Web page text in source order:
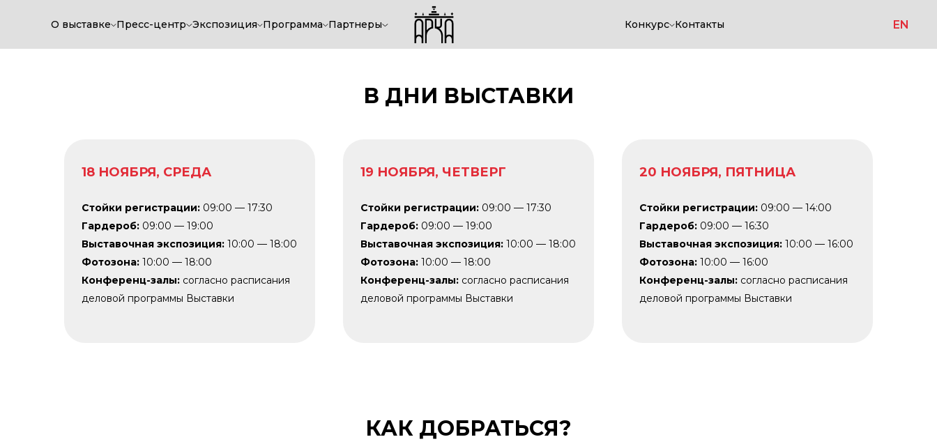
О выставке Пресс-центр Экспозиция Программа Партнеры Конкурс Контакты EN
В ДНИ ВЫСТАВКИ
18 НОЯБРЯ, СРЕДА
Стойки регистрации: 09:00 — 17:30
Гардероб: 09:00 — 19:00
Выставочная экспозиция: 10:00 — 18:00
Фотозона: 10:00 — 18:00
Конференц-залы: согласно расписания
деловой программы Выставки
19 НОЯБРЯ, ЧЕТВЕРГ
Стойки регистрации: 09:00 — 17:30
Гардероб: 09:00 — 19:00
Выставочная экспозиция: 10:00 — 18:00
Фотозона: 10:00 — 18:00
Конференц-залы: согласно расписания
деловой программы Выставки
20 НОЯБРЯ, ПЯТНИЦА
Стойки регистрации: 09:00 — 14:00
Гардероб: 09:00 — 16:30
Выставочная экспозиция: 10:00 — 16:00
Фотозона: 10:00 — 16:00
Конференц-залы: согласно расписания
деловой программы Выставки
КАК ДОБРАТЬСЯ?